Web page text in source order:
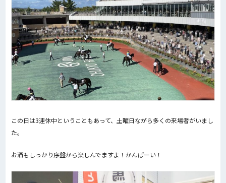
この日は3連休中ということもあって、土曜日ながら多くの来場者がいまし
た。
お酒もしっかり序盤から楽しんでますよ！かんぱーい！